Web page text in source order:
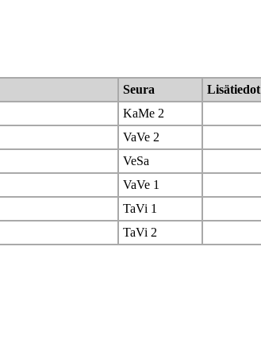
Seura
Lisätiedot
KaMe 2
VaVe 2
VeSa
VaVe 1
TaVi 1
TaVi 2